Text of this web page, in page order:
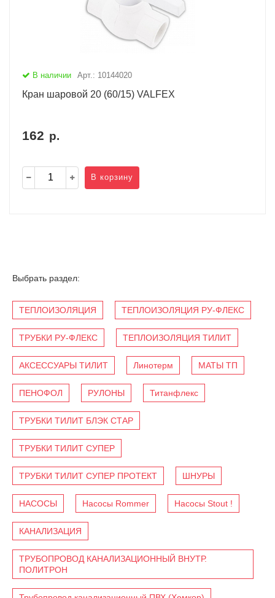
В наличии Арт.: 10144020
Кран шаровой 20 (60/15) VALFEX
162 р.
В корзину
Выбрать раздел:
ТЕПЛОИЗОЛЯЦИЯ ТЕПЛОИЗОЛЯЦИЯ РУ-ФЛЕКС
ТРУБКИ РУ-ФЛЕКС ТЕПЛОИЗОЛЯЦИЯ ТИЛИТ
АКСЕССУАРЫ ТИЛИТ Линотерм МАТЫ ТП
ПЕНОФОЛ РУЛОНЫ Титанфлекс
ТРУБКИ ТИЛИТ БЛЭК СТАР
ТРУБКИ ТИЛИТ СУПЕР
ТРУБКИ ТИЛИТ СУПЕР ПРОТЕКТ ШНУРЫ
НАСОСЫ Насосы Rommer Насосы Stout !
КАНАЛИЗАЦИЯ
ТРУБОПРОВОД КАНАЛИЗАЦИОННЫЙ ВНУТР.
ПОЛИТРОН